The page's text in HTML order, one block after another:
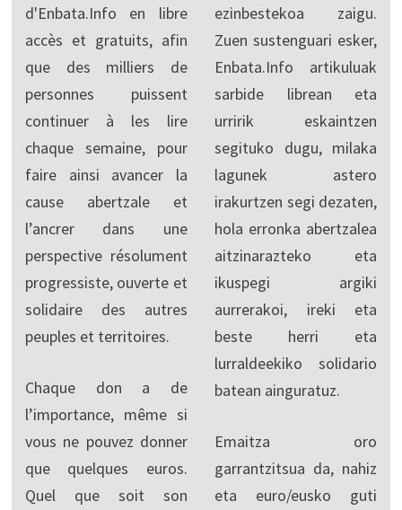
d'Enbata.Info en libre
accès et gratuits, afin
que des milliers de
personnes puissent
continuer à les lire
chaque semaine, pour
faire ainsi avancer la
cause abertzale et
l’ancrer dans une
perspective résolument
progressiste, ouverte et
solidaire des autres
peuples et territoires.
Chaque don a de
l’importance, même si
vous ne pouvez donner
que quelques euros.
Quel que soit son
ezinbestekoa zaigu.
Zuen sustenguari esker,
Enbata.Info artikuluak
sarbide librean eta
urririk eskaintzen
segituko dugu, milaka
lagunek astero
irakurtzen segi dezaten,
hola erronka abertzalea
aitzinarazteko eta
ikuspegi argiki
aurrerakoi, ireki eta
beste herri eta
lurraldeekiko solidario
batean ainguratuz.
Emaitza oro
garrantzitsua da, nahiz
eta euro/eusko guti